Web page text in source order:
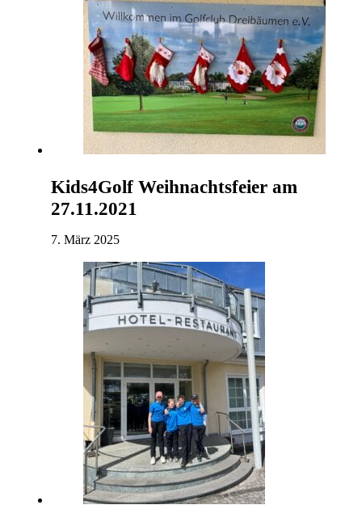
Kids4Golf Weihnachtsfeier am
27.11.2021
7. März 2025